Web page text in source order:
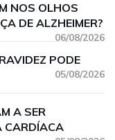
NOS OLHOS
DE ALZHEIMER?
06/08/2026
PODE
05/08/2026
A SER
CARDÍACA